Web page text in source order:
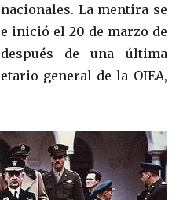
La mentira se
inició el 20 de marzo de
de una última
general de la OIEA,